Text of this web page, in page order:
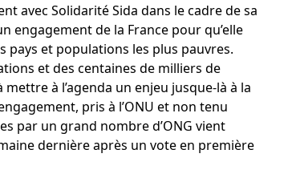
avec Solidarité Sida dans le cadre de sa
engagement de la France pour qu’elle
pays et populations les plus pauvres.
et des centaines de milliers de
à l’agenda un enjeu jusque-là à la
pris à l’ONU et non tenu
par un grand nombre d’ONG vient
dernière après un voteen première